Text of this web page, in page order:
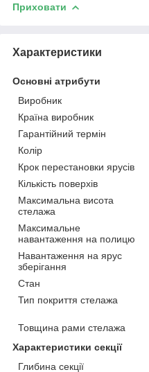
Приховати
Характеристики
Основні атрибути
Виробник
Країна виробник
Гарантійний термін
Колір
Крок перестановки ярусів
Кількість поверхів
Максимальна висота
стелажа
Максимальне
навантаження на полицю
Навантаження на ярус
зберігання
Стан
Тип покриття стелажа
Товщина рами стелажа
Характеристики секції
Глибина секції